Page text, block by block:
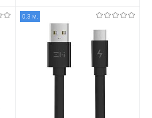
Сообщить о поступлении
К сравнению
В избранное
Недоступно
0.3 м.